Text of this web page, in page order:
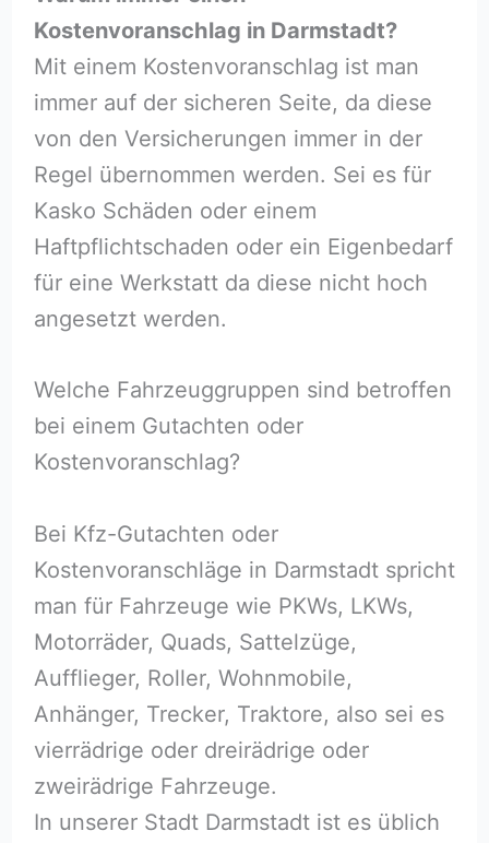
Kostenvoranschlag in Darmstadt?
Mit einem Kostenvoranschlag ist man
immer auf der sicheren Seite, da diese
von den Versicherungen immer in der
Regel übernommen werden. Sei es für
Kasko Schäden oder einem
Haftpflichtschaden oder ein Eigenbedarf
für eine Werkstatt da diese nicht hoch
angesetzt werden.
Welche Fahrzeuggruppen sind betroffen
bei einem Gutachten oder
Kostenvoranschlag?
Bei Kfz-Gutachten oder
Kostenvoranschläge in Darmstadt spricht
man für Fahrzeuge wie PKWs, LKWs,
Motorräder, Quads, Sattelzüge,
Aufflieger, Roller, Wohnmobile,
Anhänger, Trecker, Traktore, also sei es
vierrädrige oder dreirädrige oder
zweirädrige Fahrzeuge.
In unserer Stadt Darmstadt ist es üblich